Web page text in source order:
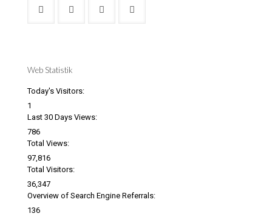
Web Statistik
Today's Visitors:
1
Last 30 Days Views:
786
Total Views:
97,816
Total Visitors:
36,347
Overview of Search Engine Referrals:
136